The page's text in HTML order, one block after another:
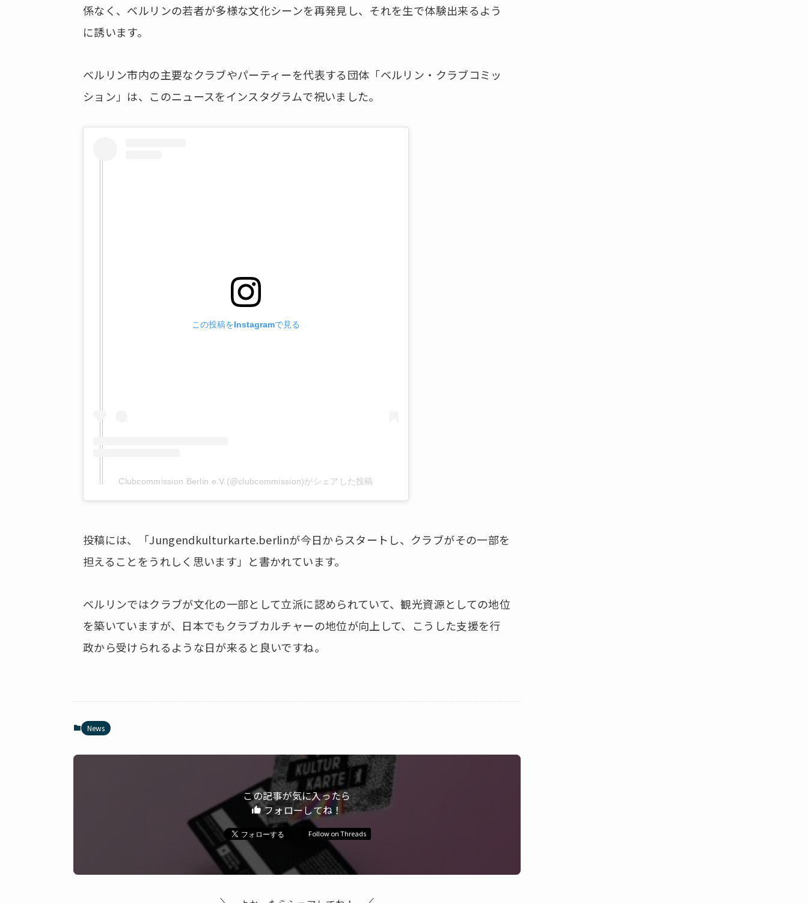
係なく、ベルリンの若者が多様な文化シーンを再発見し、それを生で体験出来るよう
に誘います。
ベルリン市内の主要なクラブやパーティーを代表する団体「ベルリン・クラブコミッ
ション」は、このニュースをインスタグラムで祝いました。
この投稿をInstagramで見る
Clubcommission Berlin e.V.(@clubcommission)がシェアした投稿
投稿には、「Jungendkulturkarte.berlinが今日からスタートし、クラブがその一部を
担えることをうれしく思います」と書かれています。
ベルリンではクラブが文化の一部として立派に認められていて、観光資源としての地位
を築いていますが、日本でもクラブカルチャーの地位が向上して、こうした支援を行
政から受けられるような日が来ると良いですね。
News
この記事が気に入ったら
フォローしてね！
Follow on Threads